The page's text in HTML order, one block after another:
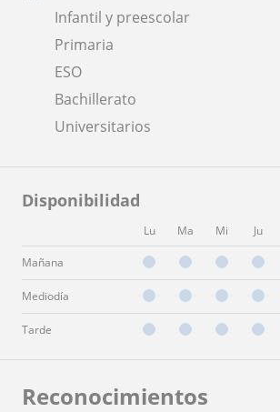
Infantil y preescolar
Primaria
ESO
Bachillerato
Universitarios
Disponibilidad
Lu Ma Mi Ju
Mañana
Mediodía
Tarde
Reconocimientos